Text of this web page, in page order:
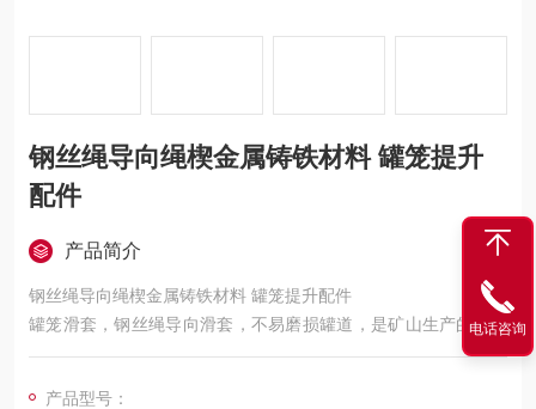
钢丝绳导向绳楔金属铸铁材料 罐笼提升
配件
产品简介
钢丝绳导向绳楔金属铸铁材料 罐笼提升配件
罐笼滑套，钢丝绳导向滑套，不易磨损罐道，是矿山生产的配件
产品。稳绳滑套较大限度地保护钢丝绳，减少了对钢丝绳的磨
产品型号：
电话咨询